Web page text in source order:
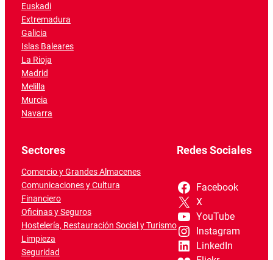
Euskadi
Extremadura
Galicia
Islas Baleares
La Rioja
Madrid
Melilla
Murcia
Navarra
Sectores
Comercio y Grandes Almacenes
Comunicaciones y Cultura
Financiero
Oficinas y Seguros
Hostelería, Restauración Social y Turismo
Limpieza
Seguridad
Redes Sociales
Facebook
X
YouTube
Instagram
LinkedIn